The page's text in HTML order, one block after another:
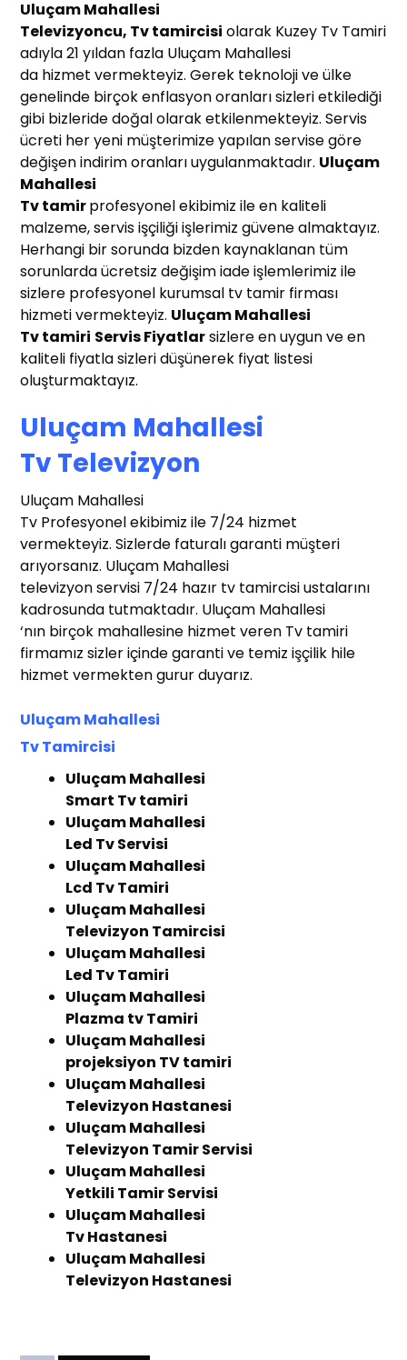
Uluçam Mahallesi
Televizyoncu, Tv tamircisi olarak Kuzey Tv Tamiri
adıyla 21 yıldan fazla Uluçam Mahallesi
da hizmet vermekteyiz. Gerek teknoloji ve ülke
genelinde birçok enflasyon oranları sizleri etkilediği
gibi bizleride doğal olarak etkilenmekteyiz. Servis
ücreti her yeni müşterimize yapılan servise göre
değişen indirim oranları uygulanmaktadır. Uluçam
Mahallesi
Tv tamirprofesyonel ekibimiz ile en kaliteli
malzeme, servis işçiliği işlerimiz güvene almaktayız.
Herhangi bir sorunda bizden kaynaklanan tüm
sorunlarda ücretsiz değişim iade işlemlerimiz ile
sizlere profesyonel kurumsal tv tamir firması
hizmeti vermekteyiz. Uluçam Mahallesi
Tv tamiri Servis Fiyatlarsizlere en uygun ve en
kaliteli fiyatla sizleri düşünerek fiyat listesi
oluşturmaktayız.
Uluçam Mahallesi
Tv Televizyon
Uluçam Mahallesi
Tv Profesyonel ekibimiz ile 7/24 hizmet
vermekteyiz. Sizlerde faturalı garanti müşteri
arıyorsanız. Uluçam Mahallesi
televizyon servisi 7/24 hazır tv tamircisi ustalarını
kadrosunda tutmaktadır. Uluçam Mahallesi
‘nın birçok mahallesine hizmet veren Tv tamiri
firmamız sizler içinde garanti ve temiz işçilik hile
hizmet vermekten gurur duyarız.
Uluçam Mahallesi
TvTamircisi
Uluçam Mahallesi
Smart Tv tamiri
Uluçam Mahallesi
Led Tv Servisi
Uluçam Mahallesi
Lcd Tv Tamiri
Uluçam Mahallesi
Televizyon Tamircisi
Uluçam Mahallesi
Led Tv Tamiri
Uluçam Mahallesi
Plazma tv Tamiri
Uluçam Mahallesi
projeksiyon TV tamiri
Uluçam Mahallesi
Televizyon Hastanesi
Uluçam Mahallesi
Televizyon Tamir Servisi
Uluçam Mahallesi
Yetkili Tamir Servisi
Uluçam Mahallesi
Tv Hastanesi
Uluçam Mahallesi
Televizyon Hastanesi